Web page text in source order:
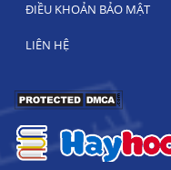
ĐIỀU KHOẢN BẢO MẬT
LIÊN HỆ